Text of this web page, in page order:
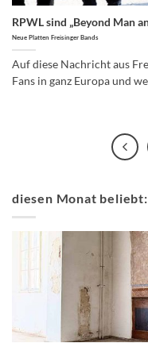
RPWL sind „Beyond Man
Neue Platten Freisinger Bands
Auf diese Nachricht aus
Fans in ganz Europa und
diesen Monat beliebt: